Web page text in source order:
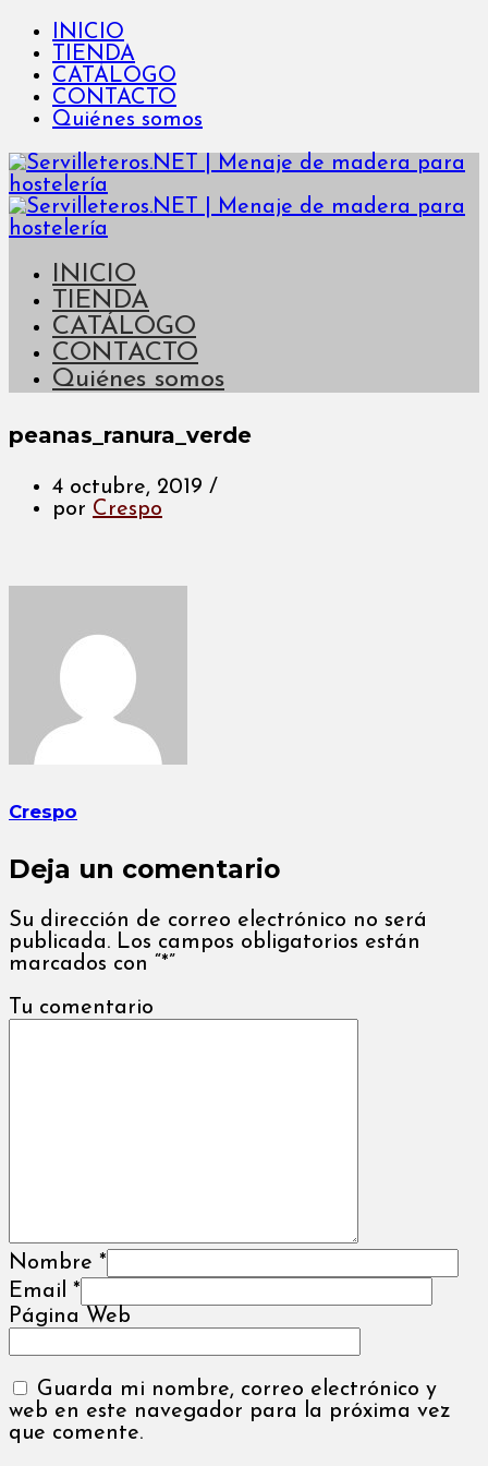
INICIO
TIENDA
CATÁLOGO
CONTACTO
Quiénes somos
INICIO
TIENDA
CATÁLOGO
CONTACTO
Quiénes somos
peanas_ranura_verde
4 octubre, 2019 /
por Crespo
Crespo
Deja un comentario
Su dirección de correo electrónico no será
publicada. Los campos obligatorios están
marcados con “*”
Tu comentario
Nombre *
Email *
Página Web
Guarda mi nombre, correo electrónico y
web en este navegador para la próxima vez
que comente.